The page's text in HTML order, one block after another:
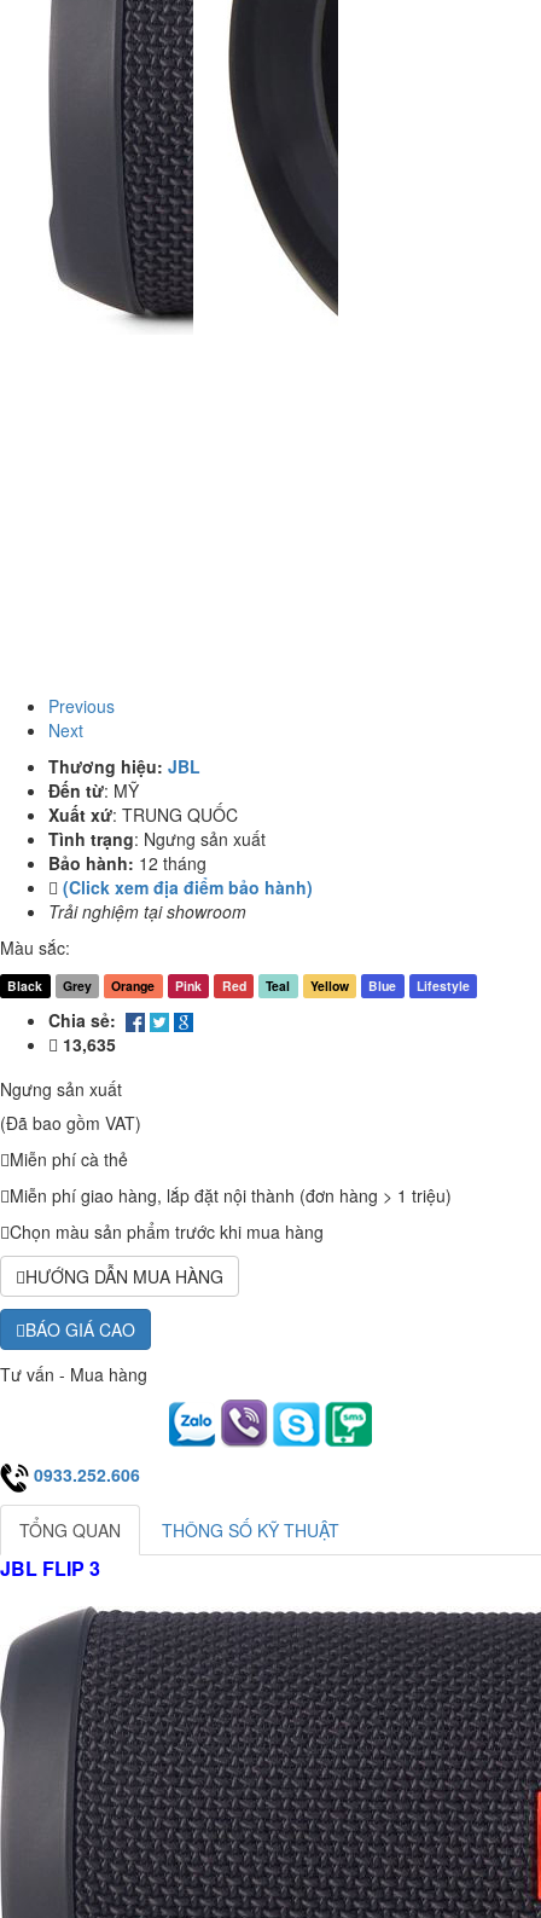
Previous
Next
Thương hiệu: JBL
Đến từ: MỸ
Xuất xứ: TRUNG QUỐC
Tình trạng: Ngưng sản xuất
Bảo hành: 12 tháng
(Click xem địa điểm bảo hành)
Trải nghiệm tại showroom
Màu sắc:
Black Grey Orange Pink Red Teal Yellow Blue Lifestyle
Chia sẻ:
13,635
Ngưng sản xuất
(Đã bao gồm VAT)
Miễn phí cà thẻ
Miễn phí giao hàng, lắp đặt nội thành (đơn hàng > 1 triệu)
Chọn màu sản phẩm trước khi mua hàng
HƯỚNG DẪN MUA HÀNG
BÁO GIÁ CAO
Tư vấn - Mua hàng
0933.252.606
TỔNG QUAN THÔNG SỐ KỸ THUẬT
JBL FLIP 3